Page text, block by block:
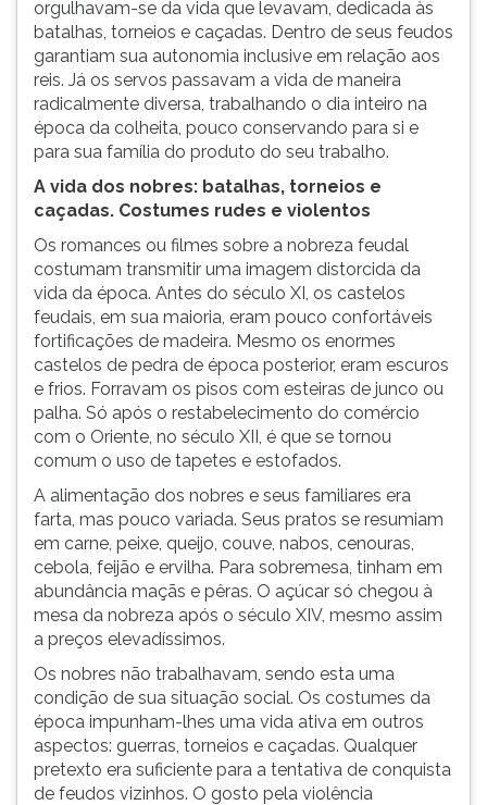
orgulhavam-se da vida que levavam, dedicada às
batalhas, torneios e caçadas. Dentro de seus feudos
garantiam sua autonomia inclusive em relação aos
reis. Já os servos passavam a vida de maneira
radicalmente diversa, trabalhando o dia inteiro na
época da colheita, pouco conservando para si e
para sua família do produto do seu trabalho.
A vida dos nobres: batalhas, torneios e
caçadas. Costumes rudes e violentos
Os romances ou filmes sobre a nobreza feudal
costumam transmitir uma imagem distorcida da
vida da época. Antes do século XI, os castelos
feudais, em sua maioria, eram pouco confortáveis
fortificações de madeira. Mesmo os enormes
castelos de pedra de época posterior, eram escuros
e frios. Forravam os pisos com esteiras de junco ou
palha. Só após o restabelecimento do comércio
com o Oriente, no século XII, é que se tornou
comum o uso de tapetes e estofados.
A alimentação dos nobres e seus familiares era
farta, mas pouco variada. Seus pratos se resumiam
em carne, peixe, queijo, couve, nabos, cenouras,
cebola, feijão e ervilha. Para sobremesa, tinham em
abundância maçãs e pêras. O açúcar só chegou à
mesa da nobreza após o século XIV, mesmo assim
a preços elevadíssimos.
Os nobres não trabalhavam, sendo esta uma
condição de sua situação social. Os costumes da
época impunham-lhes uma vida ativa em outros
aspectos: guerras, torneios e caçadas. Qualquer
pretexto era suficiente para a tentativa de conquista
de feudos vizinhos. O gosto pela violência